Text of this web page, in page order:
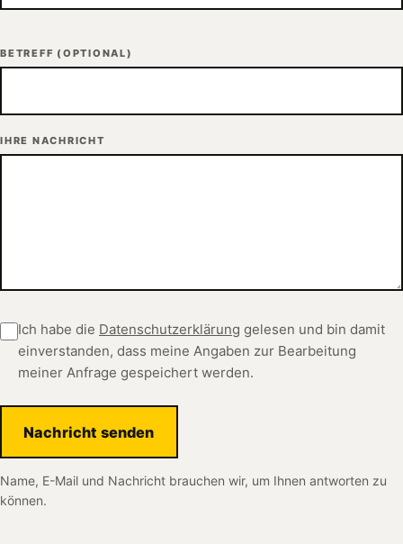
BETREFF (OPTIONAL)
IHRE NACHRICHT
Ich habe die Datenschutzerklärung gelesen und bin damit
einverstanden, dass meine Angaben zur Bearbeitung
meiner Anfrage gespeichert werden.
Nachricht senden
Name, E-Mail und Nachricht brauchen wir, um Ihnen antworten zu
können.